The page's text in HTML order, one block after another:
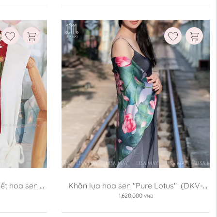
hoa sen
Khăn lụa hoa sen "Pure Lotus"  (DKV-
SH2)
1,620,000 VND
Kích thước:
70x70cm
110x110cm
Xóa